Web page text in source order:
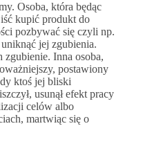
Osoba, która będąc
kupić produkt do
pozbywać się czyli np.
jej zgubienia.
zgubienie. Inna osoba,
postawiony
ktoś jej bliski
usunął efekt pracy
celów albo
martwiąc się o